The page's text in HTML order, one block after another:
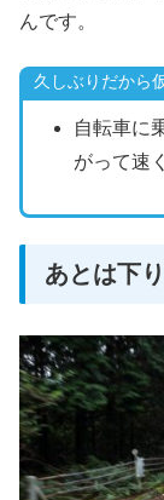
んです。
久しぶりだから
自転車に
がって速
あとは下